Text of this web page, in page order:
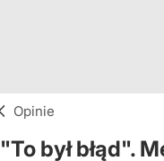
Opinie
"To był błąd".